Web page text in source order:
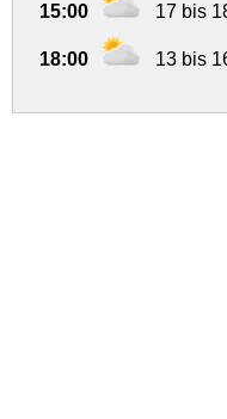
15:00 17 bis
18:00 13 bis